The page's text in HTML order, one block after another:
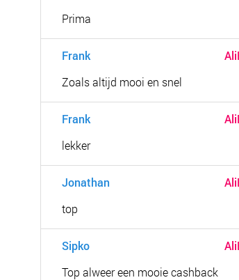
Prima
Frank
Zoals altijd mooi en snel
Frank
lekker
Jonathan
top
Sipko
Top alweer een mooie cashback